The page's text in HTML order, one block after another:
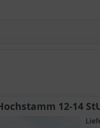
heimische Tierwelt in
12-14